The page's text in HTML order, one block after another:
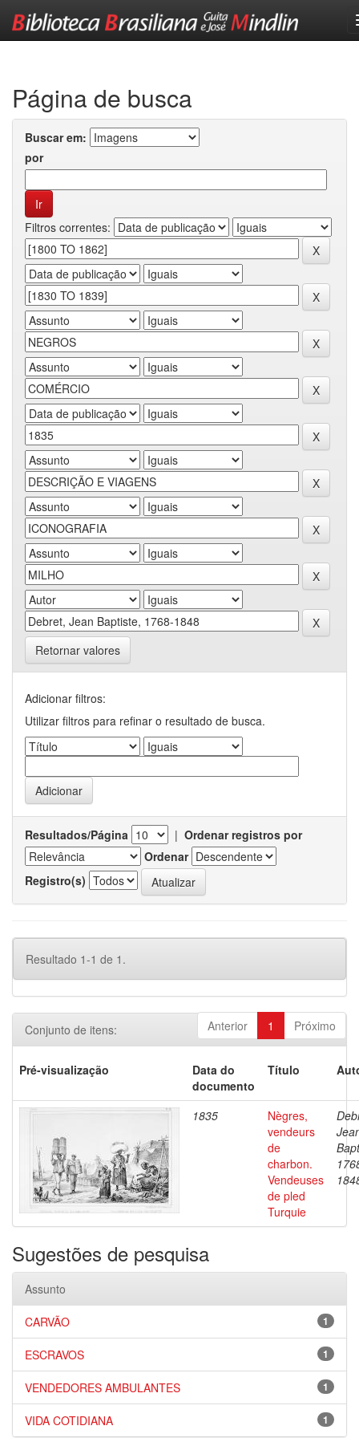
Página de busca
Buscar em:
por
Filtros correntes:
Retornar valores
Adicionar filtros:
Utilizar filtros para refinar o resultado de busca.
Resultados/Página | Ordenar registros por
Ordenar
Registro(s)
Resultado 1-1 de 1.
Anterior 1 Próximo
Conjunto de itens:
Pré-visualização
Data do
documento
Título
1835
Nègres,
vendeurs
de
charbon.
Vendeuses
de pled
Turquie
Sugestões de pesquisa
Assunto
1
CARVÃO
1
ESCRAVOS
1
VENDEDORES AMBULANTES
1
VIDA COTIDIANA